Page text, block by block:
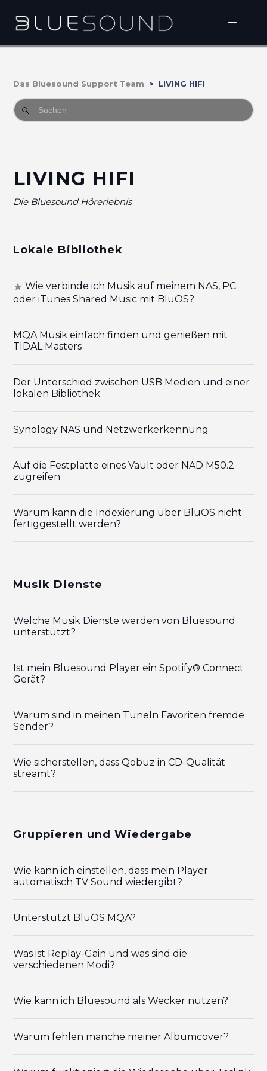
Das Bluesound Support Team LIVING HIFI
LIVING HIFI
Die Bluesound Hörerlebnis
Lokale Bibliothek
Wie verbinde ich Musik auf meinem NAS, PC
oder iTunes Shared Music mit BluOS?
MQA Musik einfach finden und genießen mit
TIDAL Masters
Der Unterschied zwischen USB Medien und einer
lokalen Bibliothek
Synology NAS und Netzwerkerkennung
Auf die Festplatte eines Vault oder NAD M50.2
zugreifen
Warum kann die Indexierung über BluOS nicht
fertiggestellt werden?
Musik Dienste
Welche Musik Dienste werden von Bluesound
unterstützt?
Ist mein Bluesound Player ein Spotify® Connect
Gerät?
Warum sind in meinen TuneIn Favoriten fremde
Sender?
Wie sicherstellen, dass Qobuz in CD-Qualität
streamt?
Gruppieren und Wiedergabe
Wie kann ich einstellen, dass mein Player
automatisch TV Sound wiedergibt?
Unterstützt BluOS MQA?
Was ist Replay-Gain und was sind die
verschiedenen Modi?
Wie kann ich Bluesound als Wecker nutzen?
Warum fehlen manche meiner Albumcover?